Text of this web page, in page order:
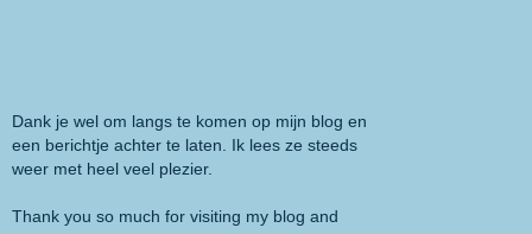
Dank je wel om langs te komen op mijn blog en
een berichtje achter te laten. Ik lees ze steeds
weer met heel veel plezier.
Thank you so much for visiting my blog and